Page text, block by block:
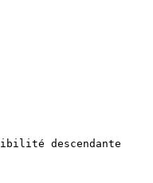
descendante